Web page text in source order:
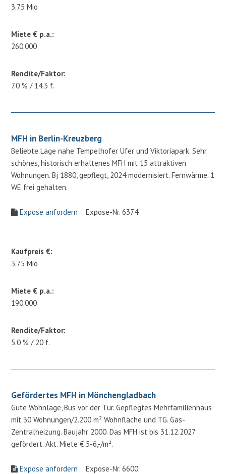
3.75 Mio
Miete € p.a.:
260.000
Rendite/Faktor:
7.0 % / 14.3 f.
MFH in Berlin-Kreuzberg
Beliebte Lage nahe Tempelhofer Ufer und Viktoriapark. Sehr
schönes, historisch erhaltenes MFH mit 15 attraktiven
Wohnungen. Bj 1880, gepflegt, 2024 modernisiert. Fernwärme. 1
WE frei gehalten.
Expose anfordern Expose-Nr. 6374
Kaufpreis €:
3.75 Mio
Miete € p.a.:
190.000
Rendite/Faktor:
5.0 % / 20 f.
Gefördertes MFH in Mönchengladbach
Gute Wohnlage, Bus vor der Tür. Gepflegtes Mehrfamilienhaus
mit 30 Wohnungen/2.200 m² Wohnfläche und TG. Gas-
Zentralheizung. Baujahr 2000. Das MFH ist bis 31.12.2027
gefördert. Akt. Miete € 5-6,-/m².
Expose anfordern Expose-Nr. 6600